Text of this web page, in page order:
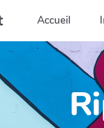
Accueil